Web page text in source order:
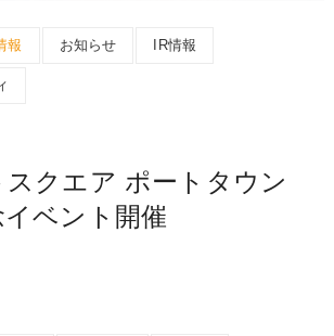
報 お知らせ IR情報
スクエア ポートタウン
イベント開催